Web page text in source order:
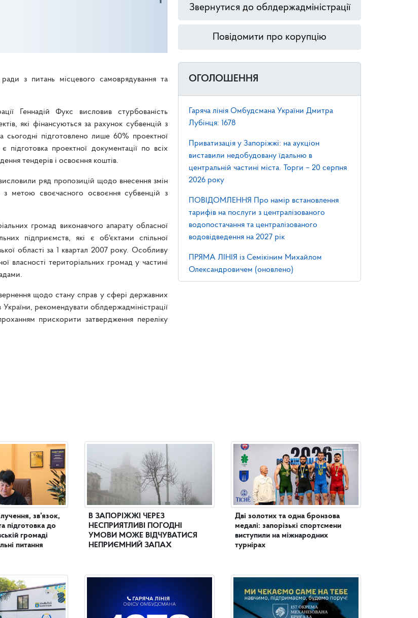
ради з питань місцевого самоврядування та
Геннадій Фукс висловив стурбованість
які фінансуються за рахунок субвенцій з
підготовлено лише 60% проектної
проектної документації по всіх
тендерів і освоєння коштів.
ряд пропозицій щодо внесення змін
з метою своєчасного освоєння субвенцій з
громад виконавчого апарату обласної
підприємств, які є об'єктами спільної
області за 1 квартал 2007 року. Особливу
власності територіальних громад у частині
щодо стану справ у сфері державних
України, рекомендувати облдержадміністрації
прискорити затвердження переліку
Звернутися до облдержадміністрації
Повідомити про корупцію
ОГОЛОШЕННЯ
Гаряча лінія Омбудсмана України Дмитра
Лубінця: 1678
Приватизація у Запоріжжі: на аукціон
виставили недобудовану їдальню в
центральній частині міста. Торги – 20 серпня
2026 року
ПОВІДОМЛЕННЯ Про намір встановлення
тарифів на послуги з централізованого
водопостачання та централізованого
водовідведення на 2027 рік
ПРЯМА ЛІНІЯ із Семікіним Михайлом
Олександровичем (оновлено)
зв’язок,
підготовка до
громаді
питання
В ЗАПОРІЖЖІ ЧЕРЕЗ
НЕСПРИЯТЛИВІ ПОГОДНІ
УМОВИ МОЖЕ ВІДЧУВАТИСЯ
НЕПРИЄМНИЙ ЗАПАХ
Дві золотих та одна бронзова
медалі: запорізькі спортсмени
виступили на міжнародних
турнірах